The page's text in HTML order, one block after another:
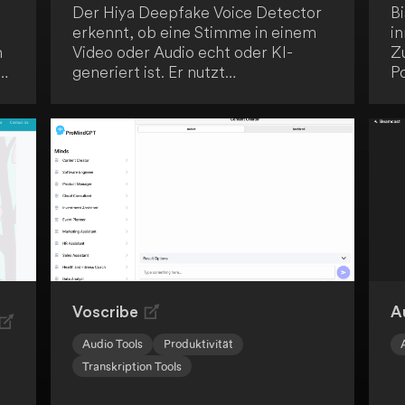
Der Hiya Deepfake Voice Detector
erkennt, ob eine Stimme in einem
Video oder Audio echt oder KI-
generiert ist. Er nutzt
Stimme zu überprüfen. Dieses Tool
Chrome-Tabs konzipiert.
Voscribe
Audio Tools
Produktivität
Transkription Tools